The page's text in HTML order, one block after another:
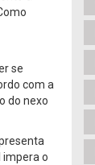
se
com a
do nexo
impera o